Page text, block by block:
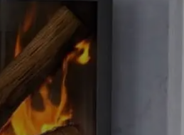
Pose de chapeau
de cheminée 56
Morbihan